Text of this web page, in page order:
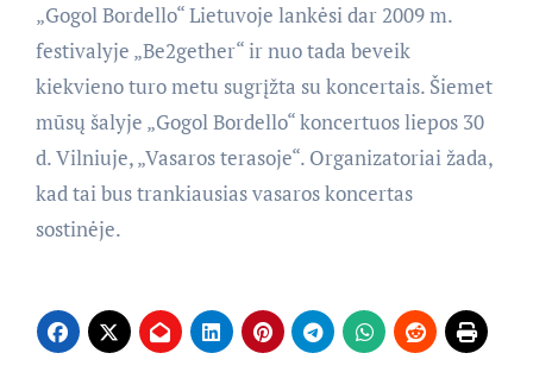
„Gogol Bordello“ Lietuvoje lankėsi dar 2009 m.
festivalyje „Be2gether“ ir nuo tada beveik
kiekvieno turo metu sugrįžta su koncertais. Šiemet
mūsų šalyje „Gogol Bordello“ koncertuos liepos 30
d. Vilniuje, „Vasaros terasoje“. Organizatoriai žada,
kad tai bus trankiausias vasaros koncertas
sostinėje.